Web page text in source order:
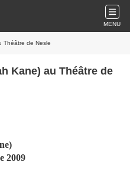
MENU
Théâtre de Nesle
Kane) au Théâtre de
2009